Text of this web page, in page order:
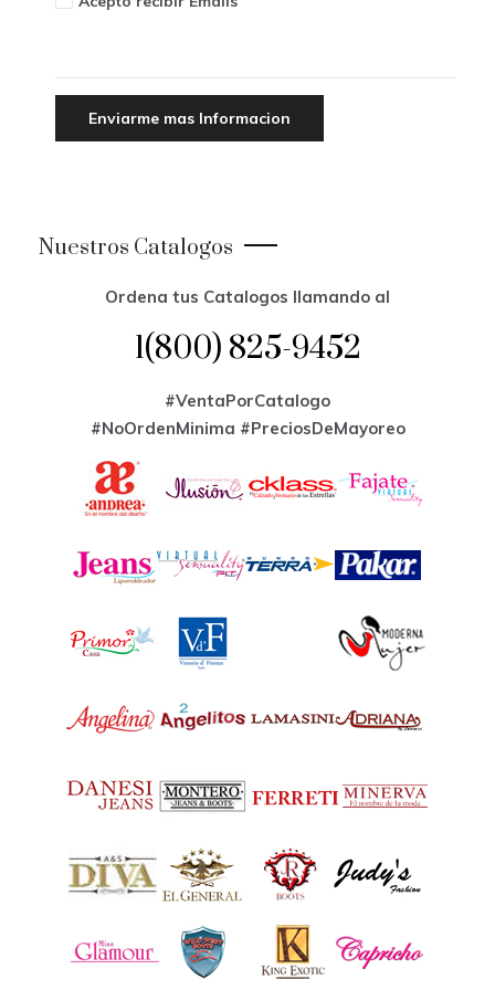
Nuestros Catalogos
Ordena tus Catalogos llamando al
1(800) 825-9452
#VentaPorCatalogo
#NoOrdenMinima #PreciosDeMayoreo